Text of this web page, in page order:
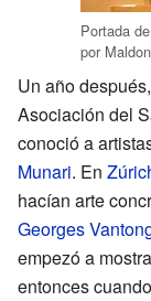
Portada
por
Un año
Asociación del
conoció a
Munari. En
hacían arte
Georges
empezó a
entonces